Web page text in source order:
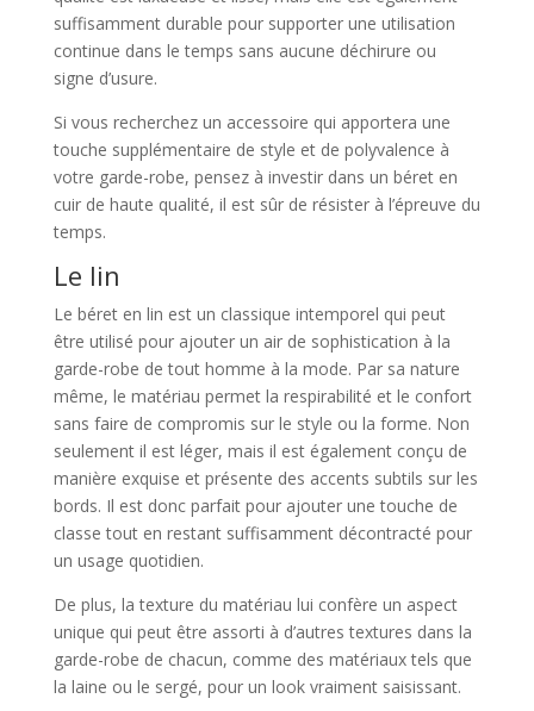
suffisamment durable pour supporter une utilisation
continue dans le temps sans aucune déchirure ou
signe d’usure.
Si vous recherchez un accessoire qui apportera une
touche supplémentaire de style et de polyvalence à
votre garde-robe, pensez à investir dans un béret en
cuir de haute qualité, il est sûr de résister à l’épreuve du
temps.
Le lin
Le béret en lin est un classique intemporel qui peut
être utilisé pour ajouter un air de sophistication à la
garde-robe de tout homme à la mode. Par sa nature
même, le matériau permet la respirabilité et le confort
sans faire de compromis sur le style ou la forme. Non
seulement il est léger, mais il est également conçu de
manière exquise et présente des accents subtils sur les
bords. Il est donc parfait pour ajouter une touche de
classe tout en restant suffisamment décontracté pour
un usage quotidien.
De plus, la texture du matériau lui confère un aspect
unique qui peut être assorti à d’autres textures dans la
garde-robe de chacun, comme des matériaux tels que
la laine ou le sergé, pour un look vraiment saisissant.